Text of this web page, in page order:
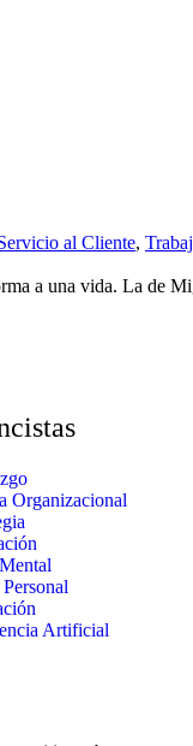
al Cliente,
a una vida. La de
Organizacional
Artificial